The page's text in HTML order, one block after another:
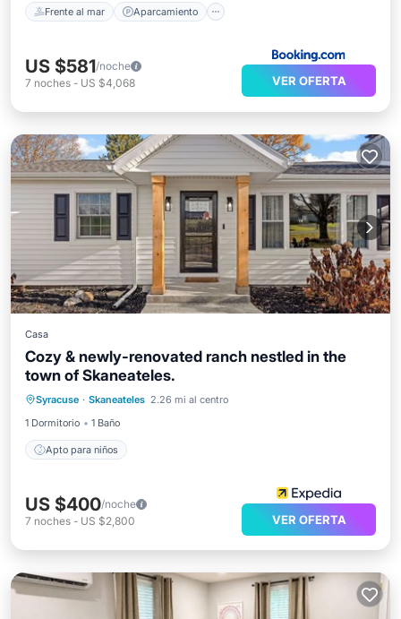
Frente al mar Aparcamiento
US $581/noche
7 noches - US $4,068 VER OFERTA
Casa
Cozy & newly-renovated ranch nestled in the
town of Skaneateles.
Syracuse · Skaneateles 2.26 mi al centro
1 Dormitorio
1 Baño
Apto para niños
Apto para niños
US $400/noche
7 noches - US $2,800 VER OFERTA